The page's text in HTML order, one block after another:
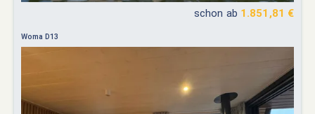
schon ab 1.851,81 €
Woma D13